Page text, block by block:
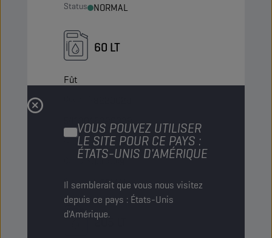
VOUS POUVEZ UTILISER
LE SITE POUR CE PAYS :
ÉTATS-UNIS D'AMÉRIQUE
Il semblerait que vous nous visitez
depuis ce pays : États-Unis
d'Amérique.
Status NORMAL
60 LT
Fût
5413048220029
Articles/carton -
Cartons/palette 9
Status NORMAL
205 LT